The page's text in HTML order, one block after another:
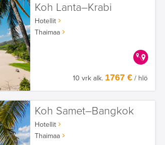
Koh Lanta–Krabi
Hotellit
Thaimaa
10 vrk alk. 1767 € / hlö
Koh Samet–Bangkok
Hotellit
Thaimaa